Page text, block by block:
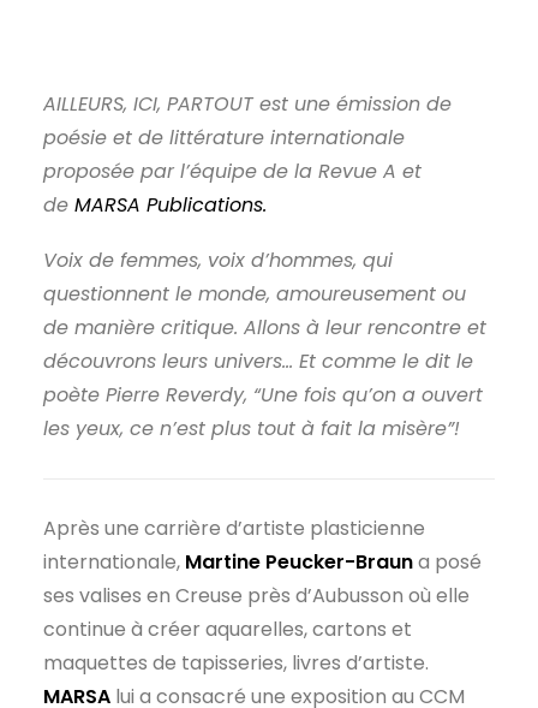
AILLEURS, ICI, PARTOUT est une émission de
poésie et de littérature internationale
proposée par l’équipe de la Revue A et
de MARSA Publications.
Voix de femmes, voix d’hommes, qui
questionnent le monde, amoureusement ou
de manière critique. Allons à leur rencontre et
découvrons leurs univers… Et comme le dit le
poète Pierre Reverdy, “Une fois qu’on a ouvert
les yeux, ce n’est plus tout à fait la misère”!
Après une carrière d’artiste plasticienne
internationale, Martine Peucker-Brauna posé
ses valises en Creuse près d’Aubusson où elle
continue à créer aquarelles, cartons et
maquettes de tapisseries, livres d’artiste.
MARSA lui a consacré une exposition au CCM